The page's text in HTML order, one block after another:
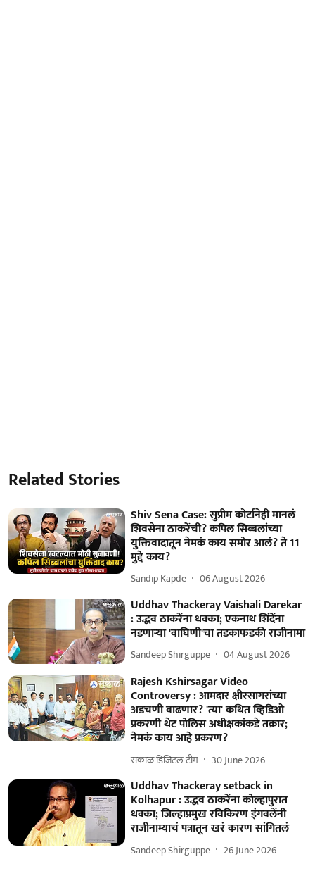
Related Stories
Shiv Sena Case: सुप्रीम कोर्टानेही मानलं
शिवसेना ठाकरेंची? कपिल सिब्बलांच्या
युक्तिवादातून नेमकं काय समोर आलं? ते 11
मुद्दे काय?
Sandip Kapde 06 August 2026
Uddhav Thackeray Vaishali Darekar
: उद्धव ठाकरेंना धक्का; एकनाथ शिंदेंना
नडणाऱ्या 'वाघिणी'चा तडकाफडकी राजीनामा
Sandeep Shirguppe 04 August 2026
Rajesh Kshirsagar Video
Controversy : आमदार क्षीरसागरांच्या
अडचणी वाढणार? 'त्या' कथित व्हिडिओ
प्रकरणी थेट पोलिस अधीक्षकांकडे तक्रार;
नेमकं काय आहे प्रकरण?
सकाळ डिजिटल टीम 30 June 2026
Uddhav Thackeray setback in
Kolhapur : उद्धव ठाकरेंना कोल्हापुरात
धक्का; जिल्हाप्रमुख रविकिरण इंगवलेंनी
राजीनाम्याचं पत्रातून खरं कारण सांगितलं
Sandeep Shirguppe 26 June 2026